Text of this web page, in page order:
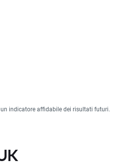
indicatore affidabile dei risultati futuri.